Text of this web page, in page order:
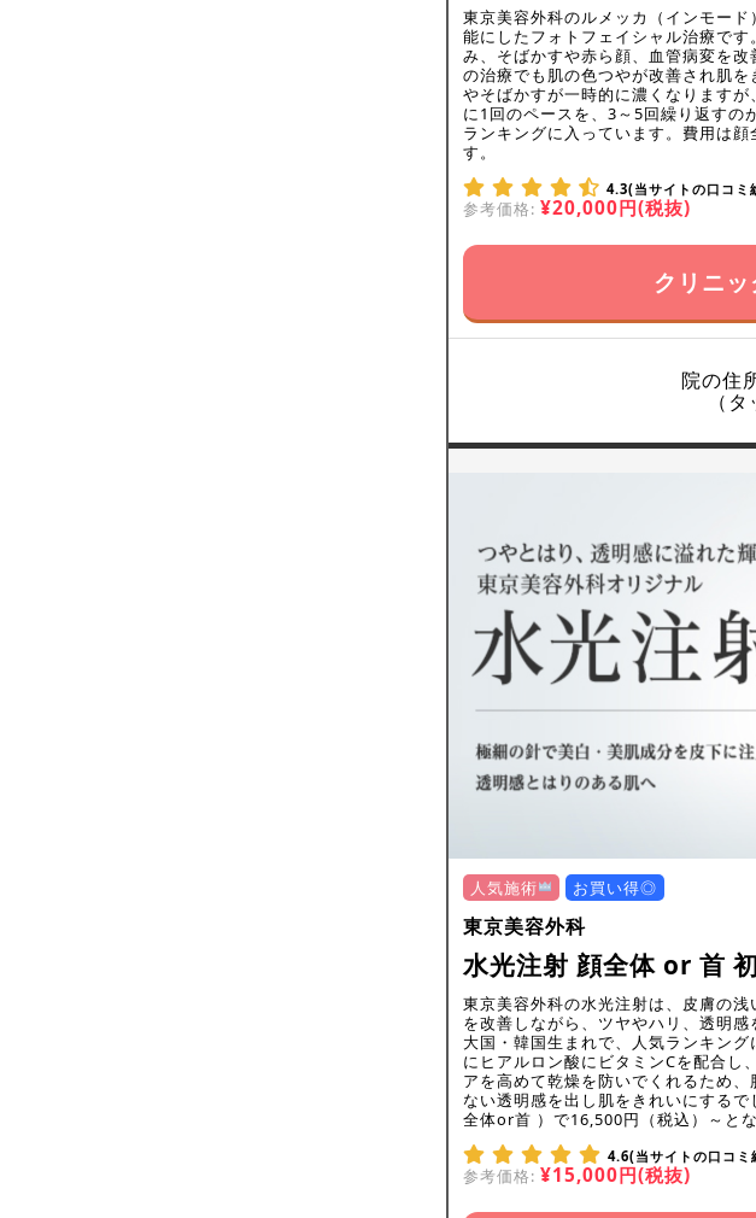
東京美容外科のルメッカ（インモー
能にしたフォトフェイシャル治療で
み、そばかすや赤ら顔、血管病変を
の治療でも肌の色つやが改善され肌
やそばかすが一時的に濃くなります
に1回のペースを、3～5回繰り返すの
ランキングに入っています。費用は
す。
4.3(当サイトの口コミ
参考価格: ¥20,000円(税抜)
クリニ
院の住
（
人気施術 お買い得◎
東京美容外科
水光注射 顔全体 or 首
東京美容外科の水光注射は、皮膚の
を改善しながら、ツヤやハリ、透明
大国・韓国生まれで、人気ランキン
にヒアルロン酸にビタミンCを配合し
アを高めて乾燥を防いでくれるため
ない透明感を出し肌をきれいにする
全体or首 ）で16,500円（税込）～とな
4.6(当サイトの口コミ
参考価格: ¥15,000円(税抜)